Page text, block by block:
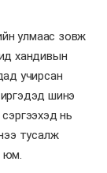
улмаас зовж
хандивын
учирсан
шинэ
нь
тусалж
юм.